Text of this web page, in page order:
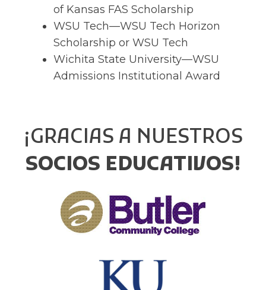
of Kansas FAS Scholarship
WSU Tech—WSU Tech Horizon
Scholarship or WSU Tech
Wichita State University—WSU
Admissions Institutional Award
¡GRACIAS A NUESTROS
SOCIOS EDUCATIVOS!